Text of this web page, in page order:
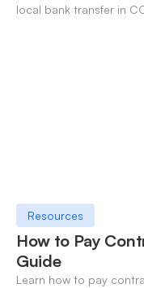
local bank transfer in
Resources
How to Pay
Guide
Learn how to pay